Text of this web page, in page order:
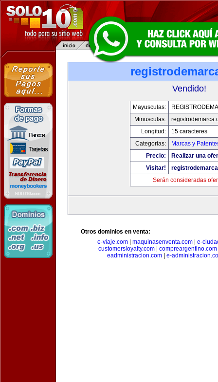
Vendido!
Mayusculas:
Minusculas:
Longitud:
15 caracteres
Categorias:
Marcas y
Precio:
Realizar una
Visitar!
Serán consideradas
Otros dominios en venta:
e-viaje.com| maquinasenventa.com| e-
customersloyalty.com| compreargentino.com
eadministracion.com
e-